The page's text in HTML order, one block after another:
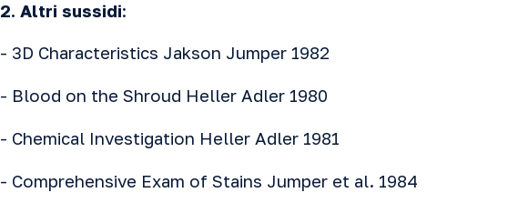
2. Altri sussidi:
- 3D Characteristics Jakson Jumper 1982
- Blood on the Shroud Heller Adler 1980
- Chemical Investigation Heller Adler 1981
- Comprehensive Exam of Stains Jumper et al. 1984